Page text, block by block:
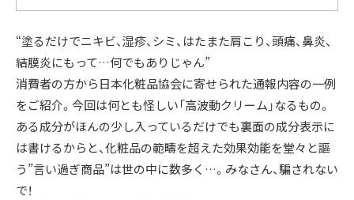
“塗るだけでニキビ、湿疹、シミ、はたまた肩こり、頭痛、鼻炎、
結膜炎にもって…何でもありじゃん”
消費者の方から日本化粧品協会に寄せられた通報内容の一例
をご紹介。今回は何とも怪しい「高波動クリーム」なるもの。
ある成分がほんの少し入っているだけでも裏面の成分表示に
は書けるからと、化粧品の範疇を超えた効果効能を堂々と謳
う”言い過ぎ商品”は世の中に数多く…。みなさん、騙されない
で！